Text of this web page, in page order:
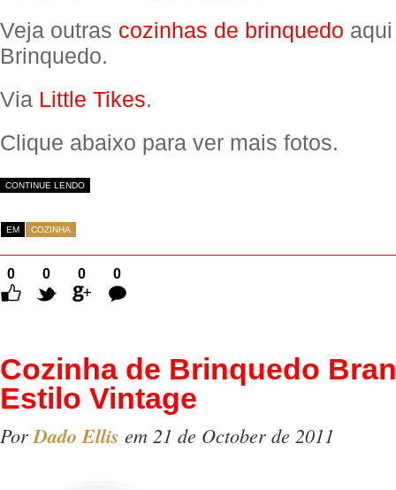
Veja outras cozinhas de brinquedo
Brinquedo.
Via Little Tikes.
Clique abaixo para ver mais fotos.
CONTINUE LENDO
EM COZINHA
0 0 0
0
Comentários
Cozinha de Brinquedo
Estilo Vintage
PorDado Ellis em 21 de October de 2011